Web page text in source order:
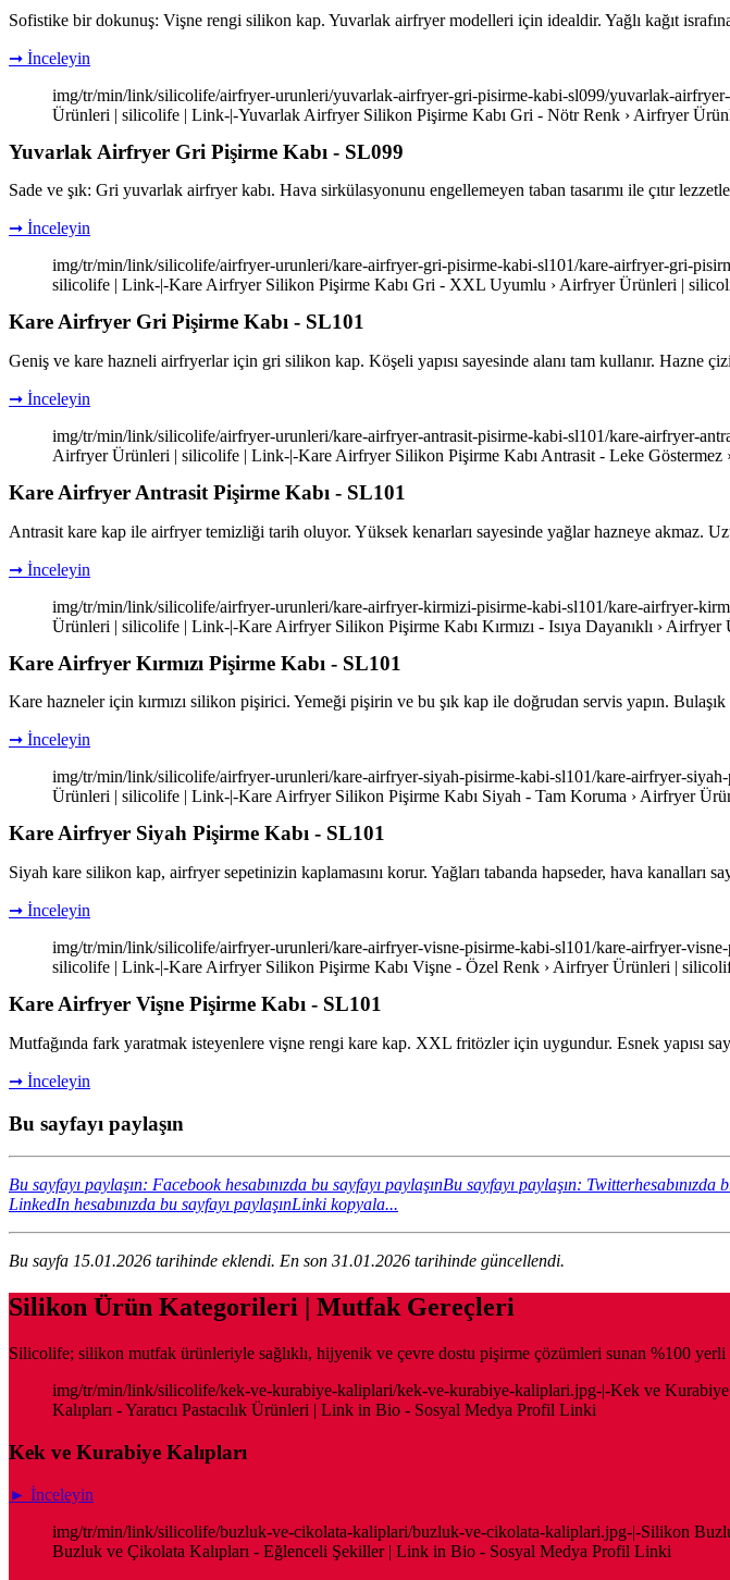
Sofistike bir dokunuş: Vişne rengi silikon kap. Yuvarlak airfryer modelleri için idealdir. Yağlı kağıt
➞ İnceleyin
img/tr/min/link/silicolife/airfryer-urunleri/yuvarlak-airfryer-gri-pisirme-kabi-sl099/yuvarlak-
Ürünleri | silicolife | Link-|-Yuvarlak Airfryer Silikon Pişirme Kabı Gri - Nötr Renk › Airfryer
Yuvarlak Airfryer Gri Pişirme Kabı - SL099
Sade ve şık: Gri yuvarlak airfryer kabı. Hava sirkülasyonunu engellemeyen taban tasarımı ile çıtır
➞ İnceleyin
img/tr/min/link/silicolife/airfryer-urunleri/kare-airfryer-gri-pisirme-kabi-sl101/kare-airfryer-gri-
silicolife | Link-|-Kare Airfryer Silikon Pişirme Kabı Gri - XXL Uyumlu › Airfryer Ürünleri |
Kare Airfryer Gri Pişirme Kabı - SL101
Geniş ve kare hazneli airfryerlar için gri silikon kap. Köşeli yapısı sayesinde alanı tam kullanır. Hazne
➞ İnceleyin
img/tr/min/link/silicolife/airfryer-urunleri/kare-airfryer-antrasit-pisirme-kabi-sl101/kare-airfryer-
Airfryer Ürünleri | silicolife | Link-|-Kare Airfryer Silikon Pişirme Kabı Antrasit - Leke
Kare Airfryer Antrasit Pişirme Kabı - SL101
Antrasit kare kap ile airfryer temizliği tarih oluyor. Yüksek kenarları sayesinde yağlar hazneye akmaz.
➞ İnceleyin
img/tr/min/link/silicolife/airfryer-urunleri/kare-airfryer-kirmizi-pisirme-kabi-sl101/kare-airfryer-
Ürünleri | silicolife | Link-|-Kare Airfryer Silikon Pişirme Kabı Kırmızı - Isıya Dayanıklı ›
Kare Airfryer Kırmızı Pişirme Kabı - SL101
Kare hazneler için kırmızı silikon pişirici. Yemeği pişirin ve bu şık kap ile doğrudan servis yapın.
➞ İnceleyin
img/tr/min/link/silicolife/airfryer-urunleri/kare-airfryer-siyah-pisirme-kabi-sl101/kare-airfryer-
Ürünleri | silicolife | Link-|-Kare Airfryer Silikon Pişirme Kabı Siyah - Tam Koruma › Airfryer
Kare Airfryer Siyah Pişirme Kabı - SL101
Siyah kare silikon kap, airfryer sepetinizin kaplamasını korur. Yağları tabanda hapseder, hava kanalları
➞ İnceleyin
img/tr/min/link/silicolife/airfryer-urunleri/kare-airfryer-visne-pisirme-kabi-sl101/kare-airfryer-
silicolife | Link-|-Kare Airfryer Silikon Pişirme Kabı Vişne - Özel Renk › Airfryer Ürünleri |
Kare Airfryer Vişne Pişirme Kabı - SL101
Mutfağında fark yaratmak isteyenlere vişne rengi kare kap. XXL fritözler için uygundur. Esnek yapısı
➞ İnceleyin
Bu sayfayı paylaşın
Bu sayfayı paylaşın: Facebook hesabınızda bu sayfayı paylaşınBu sayfayı paylaşın: Twitterhesabınızda
LinkedIn hesabınızda bu sayfayı paylaşınLinki kopyala...
Bu sayfa 15.01.2026 tarihinde eklendi. En son 31.01.2026 tarihinde güncellendi.
Silikon Ürün Kategorileri | Mutfak Gereçleri
Silicolife; silikon mutfak ürünleriyle sağlıklı, hijyenik ve çevre dostu pişirme çözümleri sunan %100 yerli
img/tr/min/link/silicolife/kek-ve-kurabiye-kaliplari/kek-ve-kurabiye-kaliplari.jpg-|-Kek ve
Kalıpları - Yaratıcı Pastacılık Ürünleri | Link in Bio - Sosyal Medya Profil Linki
Kek ve Kurabiye Kalıpları
► İnceleyin
img/tr/min/link/silicolife/buzluk-ve-cikolata-kaliplari/buzluk-ve-cikolata-kaliplari.jpg-|-Silikon
Buzluk ve Çikolata Kalıpları - Eğlenceli Şekiller | Link in Bio - Sosyal Medya Profil Linki